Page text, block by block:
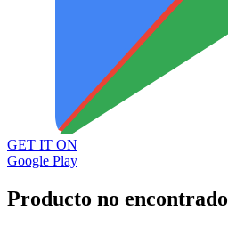
GET IT ON
Google Play
Producto no encontrado